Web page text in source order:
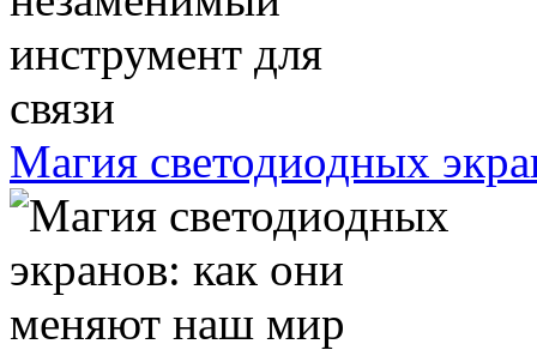
Магия светодиодных